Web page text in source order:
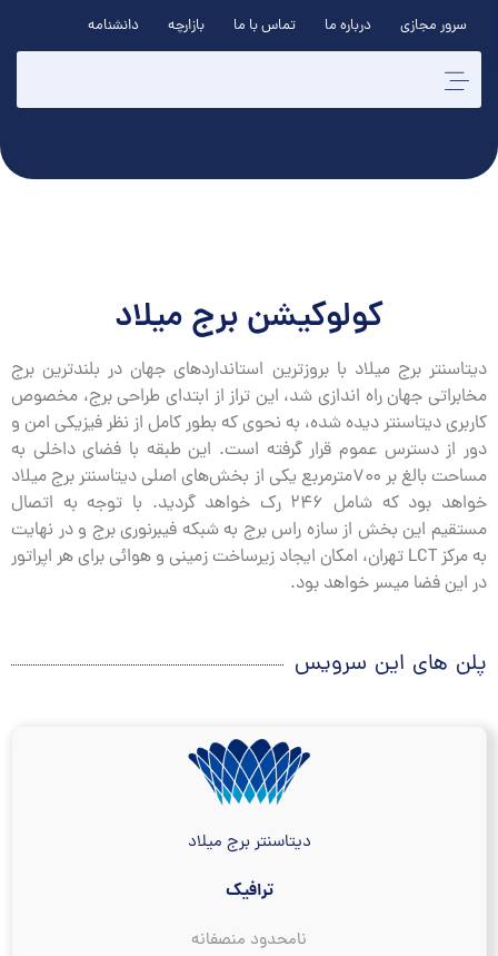
سرور مجازی درباره ما تماس با ما بازارچه دانشنامه
کولوکیشن برج میلاد
دیتاسنتر برج میلاد با بروز‌ترین استانداردهای جهان در بلندترین برج
مخابراتی جهان راه اندازی شد، این تراز از ابتدای طراحی برج، مخصوص
کاربری دیتاسنتر دیده شده، به نحوی که بطور کامل از نظر فیزیکی امن و
دور از دسترس عموم قرار گرفته است. این طبقه با فضای داخلی به
مساحت بالغ بر ۷۰۰مترمربع یکی از بخش‌های اصلی دیتاسنتر برج میلاد
خواهد بود که شامل ۲۴۶ رک خواهد گردید. با توجه به اتصال
مستقیم این بخش از سازه راس برج به شبکه فیبرنوری برج و در نهایت
به مرکز LCT تهران، امکان ایجاد زیرساخت زمینی و هوائی برای هر اپراتور
در این فضا میسر خواهد بود.
پلن های این سرویس
دیتاسنتر برج میلاد
ترافیک
نامحدود منصفانه